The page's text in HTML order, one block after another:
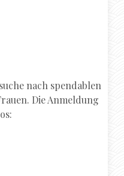
nach spendablen
Die Anmeldung